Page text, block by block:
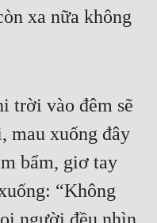
xa nữa không
trời vào đêm sẽ
xuống đây
bẩm, giơ tay
“Không